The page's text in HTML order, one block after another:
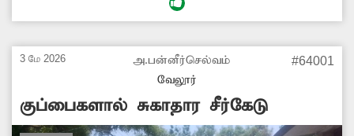
பொதுமக்கள் சிரமப்படுகின்றனர். இதுகுறித்து
-பழனி, வேலூர்.
3 மே 2026
அ.பன்னீர்செல்வம்
வேலூர்
#64001
குப்பைகளால் சுகாதார சீர்கேடு